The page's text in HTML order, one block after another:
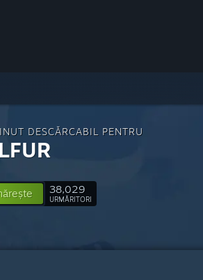
DESCĂRCABIL PENTRU
38,029
URMĂRITORI